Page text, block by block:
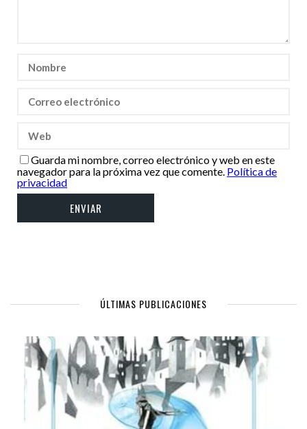
Guarda mi nombre, correo electrónico y web en este
navegador para la próxima vez que comente. Política de
privacidad
ÚLTIMAS PUBLICACIONES